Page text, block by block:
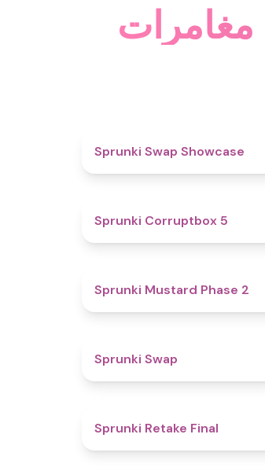
Sprunki Swap Showcase
Sprunki Corruptbox 5
Sprunki Mustard Phase 2
Sprunki Swap
Sprunki Retake Final